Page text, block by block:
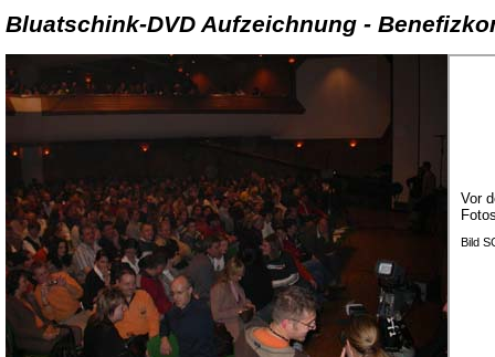
Bluatschink-DVD Aufzeichnung -
Vor
Bild